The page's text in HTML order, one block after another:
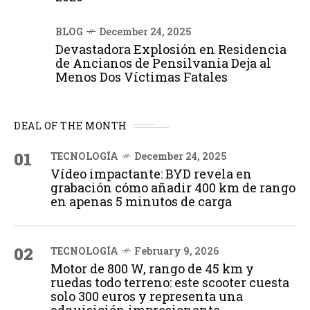
BLOG December 24, 2025
Devastadora Explosión en Residencia
de Ancianos de Pensilvania Deja al
Menos Dos Víctimas Fatales
DEAL OF THE MONTH
01 TECNOLOGÍA December 24, 2025
Vídeo impactante: BYD revela en
grabación cómo añadir 400 km de rango
en apenas 5 minutos de carga
02 TECNOLOGÍA February 9, 2026
Motor de 800 W, rango de 45 km y
ruedas todo terreno: este scooter cuesta
solo 300 euros y representa una